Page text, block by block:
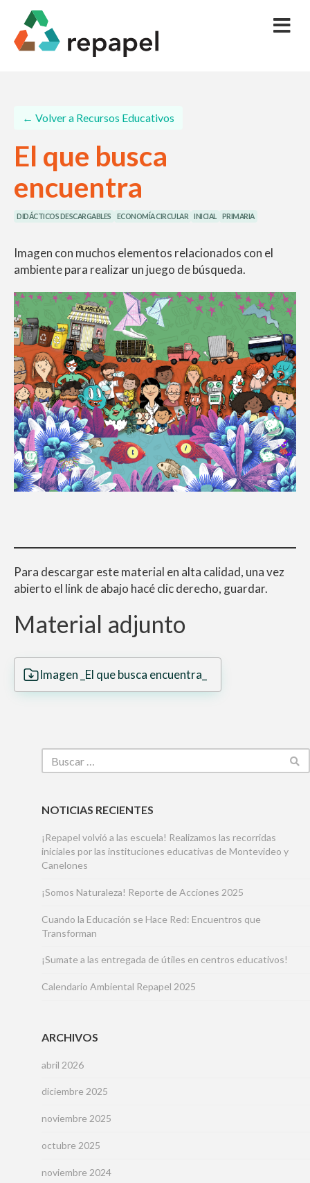
← Volver a Recursos Educativos
El que busca
encuentra
DIDÁCTICOS DESCARGABLES ECONOMÍA CIRCULAR INICIAL PRIMARIA
Imagen con muchos elementos relacionados con el
ambiente para realizar un juego de búsqueda.
Para descargar este material en alta calidad, una vez
abierto el link de abajo hacé clic derecho, guardar.
Material adjunto
Imagen _El que busca encuentra_
NOTICIAS RECIENTES
¡Repapel volvió a las escuela! Realizamos las recorridas
iniciales por las instituciones educativas de Montevideo y
Canelones
¡Somos Naturaleza! Reporte de Acciones 2025
Cuando la Educación se Hace Red: Encuentros que
Transforman
¡Sumate a las entregada de útiles en centros educativos!
Calendario Ambiental Repapel 2025
ARCHIVOS
abril 2026
diciembre 2025
noviembre 2025
octubre 2025
noviembre 2024